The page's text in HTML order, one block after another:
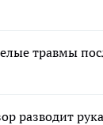
травмы
разводит